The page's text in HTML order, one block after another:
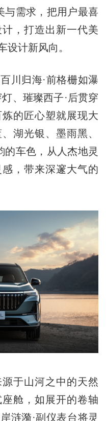
与需求，把用户最喜
，打造出新一代美
设计新风向。
归海·前格栅如瀑
、璀璨西子·后贯穿
的匠心塑就展现大
湖光银、墨雨黑、
的车色，从人杰地灵
，带来深邃大气的
于山河之中的天然
舱，如展开的卷轴
涟漪·副仪表台将灵